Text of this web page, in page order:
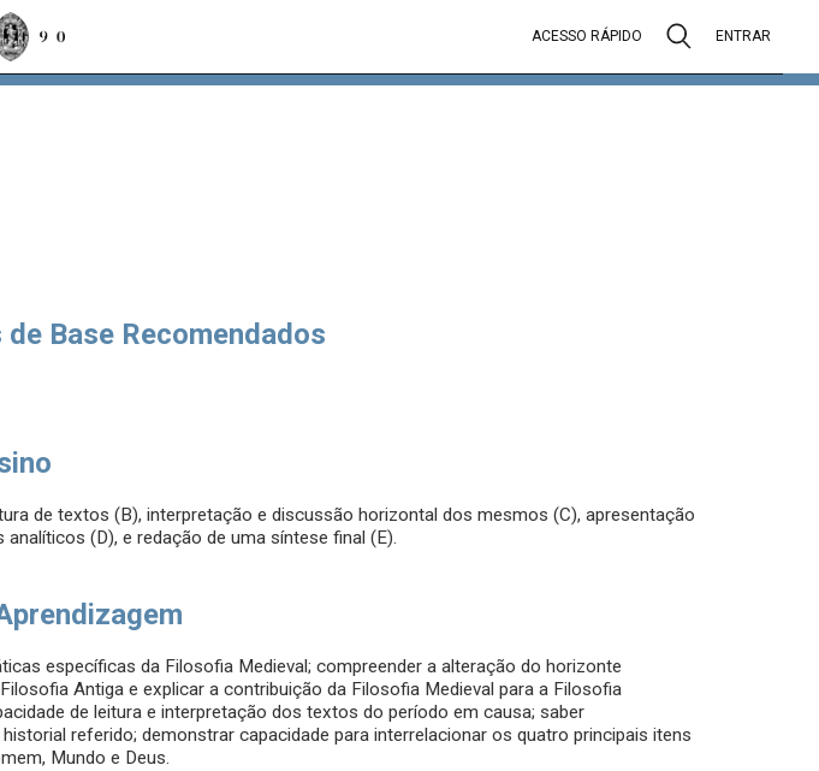
ACESSO RÁPIDO ENTRAR
Base Recomendados
de textos (B), interpretação e discussão horizontal dos mesmos (C), apresentação
(D), e redação de uma síntese final (E).
específicas da Filosofia Medieval; compreender a alteração do horizonte
Antiga e explicar a contribuição da Filosofia Medieval para a Filosofia
de leitura e interpretação dos textos do período em causa; saber
referido; demonstrar capacidade para interrelacionar os quatro principais itens
Mundo e Deus.